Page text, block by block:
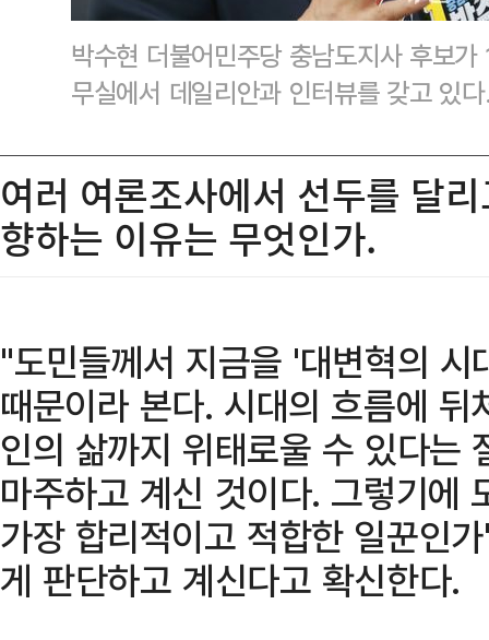
박수현 더불어민주당 충남도지사 후보
무실에서 데일리안과 인터뷰를 갖고 있
여러 여론조사에서 선두를 달
향하는 이유는 무엇인가.
"도민들께서 지금을 '대변혁의
때문이라 본다. 시대의 흐름에
인의 삶까지 위태로울 수 있다는
마주하고 계신 것이다. 그렇기에
가장 합리적이고 적합한 일꾼인
게 판단하고 계신다고 확신한다.